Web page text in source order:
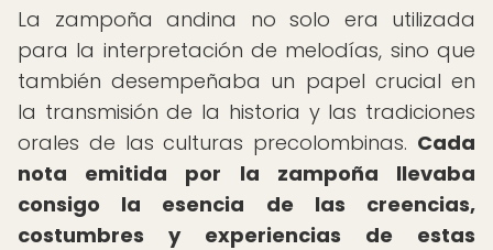
La zampoña andina no solo era utilizada
para la interpretación de melodías, sino que
también desempeñaba un papel crucial en
la transmisión de la historia y las tradiciones
orales de las culturas precolombinas. Cada
nota emitida por la zampoña llevaba
consigo la esencia de las creencias,
costumbres y experiencias de estas